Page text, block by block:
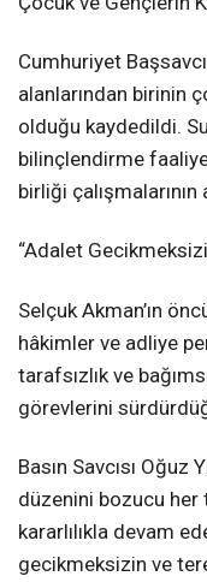
Cumhuriyet
alanlarından birinin
olduğu kaydedildi.
bilinçlendirme
birliği
“Adalet
Selçuk Akman’ın
hâkimler ve adliye
tarafsızlık ve
görevlerini
Basın Savcısı Oğuz
düzenini bozucu her
kararlılıkla devam
gecikmeksizin ve